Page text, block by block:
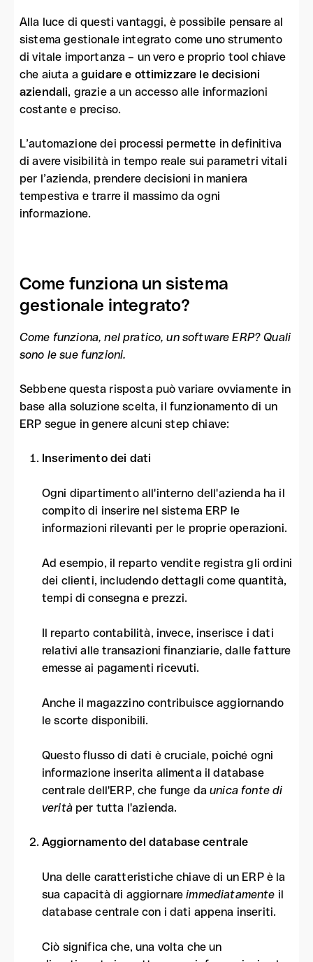
Alla luce di questi vantaggi, è possibile pensare al
sistema gestionale integrato come uno strumento
di vitale importanza – un vero e proprio tool chiave
che aiuta a guidare e ottimizzare le decisioni
aziendali, grazie a un accesso alle informazioni
costante e preciso.
L’automazione dei processi permette in definitiva
di avere visibilità in tempo reale sui parametri vitali
per l’azienda, prendere decisioni in maniera
tempestiva e trarre il massimo da ogni
informazione.
Come funziona un sistema
gestionale integrato?
Come funziona, nel pratico, un software ERP? Quali
sono le sue funzioni.
Sebbene questa risposta può variare ovviamente in
base alla soluzione scelta, il funzionamento di un
ERP segue in genere alcuni step chiave:
Inserimento dei dati
Ogni dipartimento all'interno dell'azienda ha il
compito di inserire nel sistema ERP le
informazioni rilevanti per le proprie operazioni.
Ad esempio, il reparto vendite registra gli ordini
dei clienti, includendo dettagli come quantità,
tempi di consegna e prezzi.
Il reparto contabilità, invece, inserisce i dati
relativi alle transazioni finanziarie, dalle fatture
emesse ai pagamenti ricevuti.
Anche il magazzino contribuisce aggiornando
le scorte disponibili.
Questo flusso di dati è cruciale, poiché ogni
informazione inserita alimenta il database
centrale dell'ERP, che funge daunica fonte di
veritàper tutta l'azienda.
Aggiornamento del database centrale
Una delle caratteristiche chiave di un ERP è la
sua capacità di aggiornareimmediatamente il
database centrale con i dati appena inseriti.
Ciò significa che, una volta che un